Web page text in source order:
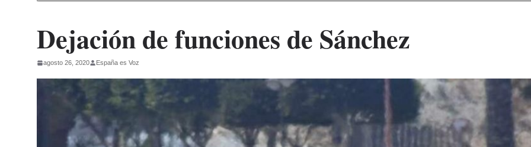
Dejación de funciones de Sánchez
agosto 26, 2020 España es Voz